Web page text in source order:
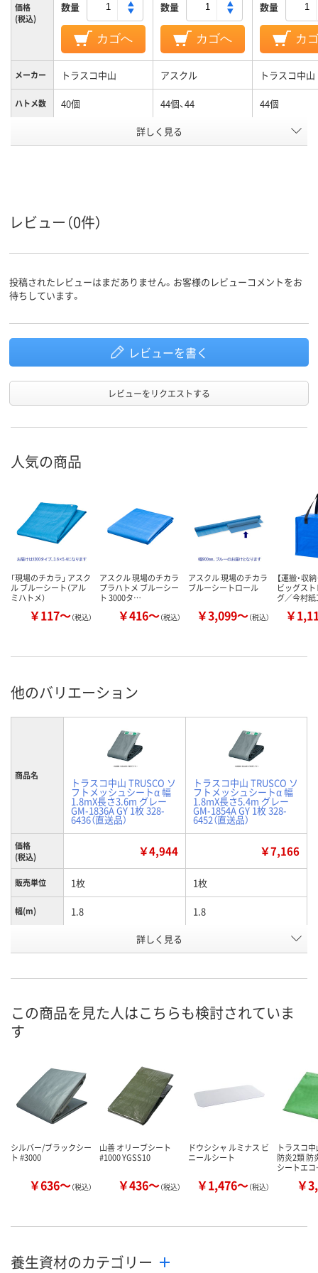
価格
(税込)
数量
カゴへ
数量
カゴへ
数量
カ
メーカー トラスコ中山 アスクル トラスコ中山
ハトメ数 40個 44個、44 44個
ブルー系
詳しく見る
レビュー（0件）
投稿されたレビューはまだありません。お客様のレビューコメントをお
待ちしています。
レビューを書く
レビューをリクエストする
人気の商品
「現場のチカラ」 アスク
ル ブルーシート（アル
ミハトメ）
￥117～（税込）
アスクル 現場のチカラ
プラハトメ ブルーシー
ト 3000タ…
￥416～（税込）
アスクル 現場のチカラ
ブルーシートロール
￥3,099～（税込）
【運搬・収
ビッグス
グ／今村紙
￥
他のバリエーション
商品名
トラスコ中山 TRUSCO ソ
フトメッシュシートα 幅
1.8mX長さ3.6m グレー
GM-1836A GY 1枚 328-
6436（直送品）
トラスコ中山 TRUSCO ソ
フトメッシュシートα 幅
1.8mX長さ5.4m グレー
GM-1854A GY 1枚 328-
6452（直送品）
価格
(税込)
￥4,944 ￥7,166
販売単位 1枚 1枚
幅(m) 1.8 1.8
幅1.8m×長さ3.6m
お届け日 8月12日（水） 8月12日（水）
カゴへ カゴへ
詳しく見る
この商品を見た人はこちらも検討されていま
す
シルバー/ブラックシー
ト #3000
￥636～（税込）
山善 オリーブシート
#1000 YGSS10
￥436～（税込）
ドウシシャ ルミナス ビ
ニールシート
￥1,476～（税込）
トラスコ
防炎2類 防
シートエ
￥
養生資材のカテゴリー